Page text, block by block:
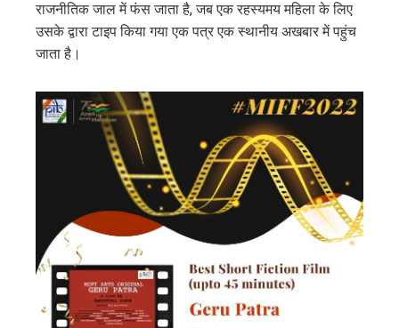
राजनीतिक जाल में फंस जाता है, जब एक रहस्यमय महिला के लिए
उसके द्वारा टाइप किया गया एक पत्र एक स्थानीय अखबार में पहुंच
जाता है।